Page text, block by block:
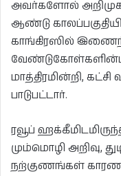
அவர்களோல்
ஆண்டு
காங்கிரஸில்
மாத்திரமின்றி,
பாடுபட்டார்.
ரவூப்
மும்மொழி அறிவு,
நற்குணங்கள்